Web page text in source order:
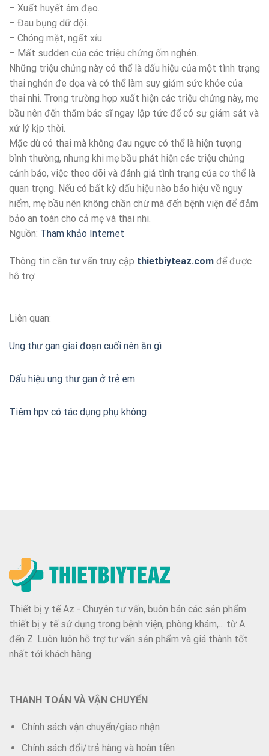
– Xuất huyết âm đạo.
– Đau bụng dữ dội.
– Chóng mặt, ngất xỉu.
– Mất sudden của các triệu chứng ốm nghén.
Những triệu chứng này có thể là dấu hiệu của một tình trạng
thai nghén đe dọa và có thể làm suy giảm sức khỏe của
thai nhi. Trong trường hợp xuất hiện các triệu chứng này, mẹ
bầu nên đến thăm bác sĩ ngay lập tức để có sự giám sát và
xử lý kịp thời.
Mặc dù có thai mà không đau ngực có thể là hiện tượng
bình thường, nhưng khi mẹ bầu phát hiện các triệu chứng
cảnh báo, việc theo dõi và đánh giá tình trạng của cơ thể là
quan trọng. Nếu có bất kỳ dấu hiệu nào báo hiệu về nguy
hiểm, mẹ bầu nên không chần chừ mà đến bệnh viện để đảm
bảo an toàn cho cả mẹ và thai nhi.
Nguồn: Tham khảo Internet
Thông tin cần tư vấn truy cập thietbiyteaz.com để được
hỗ trợ
Liên quan:
Ung thư gan giai đoạn cuối nên ăn gì
Dấu hiệu ung thư gan ở trẻ em
Tiêm hpv có tác dụng phụ không
Thiết bị y tế Az - Chuyên tư vấn, buôn bán các sản phẩm
thiết bị y tế sử dụng trong bệnh viện, phòng khám,... từ A
đến Z. Luôn luôn hỗ trợ tư vấn sản phẩm và giá thành tốt
nhất tới khách hàng.
THANH TOÁN VÀ VẬN CHUYỂN
Chính sách vận chuyển/giao nhận
Chính sách đổi/trả hàng và hoàn tiền